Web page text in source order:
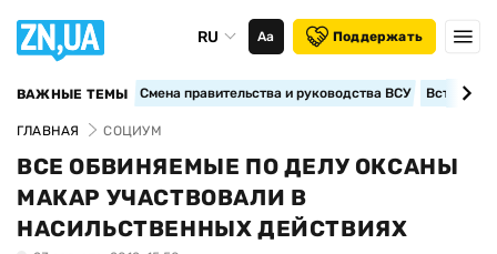
RU Аа Поддержать
ВАЖНЫЕ ТЕМЫ Смена правительства и руководства ВСУ
ГЛАВНАЯ СОЦИУМ
ВСЕ ОБВИНЯЕМЫЕ ПО ДЕЛУ ОКСАНЫ
МАКАР УЧАСТВОВАЛИ В
НАСИЛЬСТВЕННЫХ ДЕЙСТВИЯХ